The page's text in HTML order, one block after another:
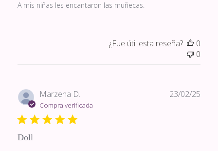
A mis niñas les encantaron las muñecas.
¿Fue útil esta reseña?
0
0
Marzena D.
Compra verificada
Doll
23/02/25